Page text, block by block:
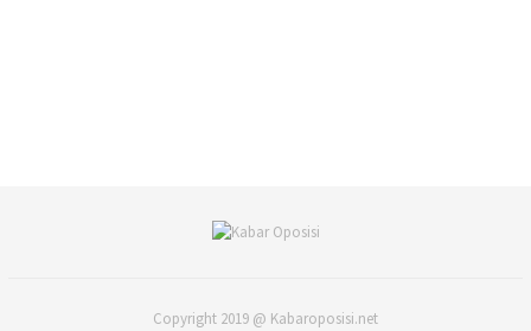
Copyright 2019 @ Kabaroposisi.net